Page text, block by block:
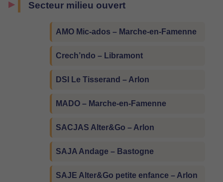
Secteur milieu ouvert
AMO Mic-ados – Marche-en-Famenne
Crech’ndo – Libramont
DSI Le Tisserand – Arlon
MADO – Marche-en-Famenne
SACJAS Alter&Go – Arlon
SAJA Andage – Bastogne
SAJE Alter&Go petite enfance – Arlon